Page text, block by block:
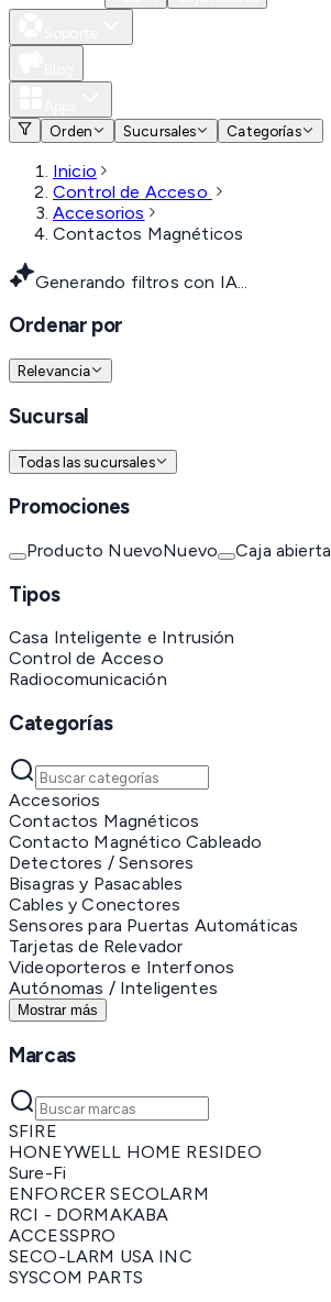
Orden
Sucursales Categorías
Inicio
Control de Acceso
Accesorios
Contactos Magnéticos
Generando filtros con IA...
Ordenar por
Relevancia
Sucursal
Todas las sucursales
Promociones
Producto NuevoNuevo Caja abierta
Tipos
Casa Inteligente e Intrusión
Control de Acceso
Radiocomunicación
Categorías
Accesorios
Contactos Magnéticos
Contacto Magnético Cableado
Detectores / Sensores
Bisagras y Pasacables
Cables y Conectores
Sensores para Puertas Automáticas
Tarjetas de Relevador
Videoporteros e Interfonos
Autónomas / Inteligentes
Mostrar más
Marcas
SFIRE
HONEYWELL HOME RESIDEO
Sure-Fi
ENFORCER SECOLARM
RCI - DORMAKABA
ACCESSPRO
SECO-LARM USA INC
SYSCOM PARTS